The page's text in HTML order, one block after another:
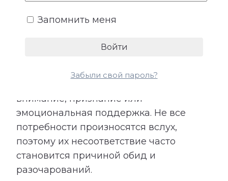
собственное представление о любви,
особенно нуждается в надежности и
внимание, признание или
эмоциональная поддержка. Не все
потребности произносятся вслух,
поэтому их несоответствие часто
становится причиной обид и
разочарований.
Запомнить меня
Забыли свой пароль?